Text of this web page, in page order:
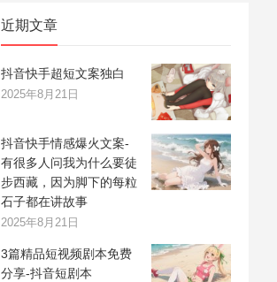
近期文章
抖音快手超短文案独白
2025年8月21日
抖音快手情感爆火文案-
有很多人问我为什么要徒
步西藏，因为脚下的每粒
石子都在讲故事
2025年8月21日
3篇精品短视频剧本免费
分享-抖音短剧本